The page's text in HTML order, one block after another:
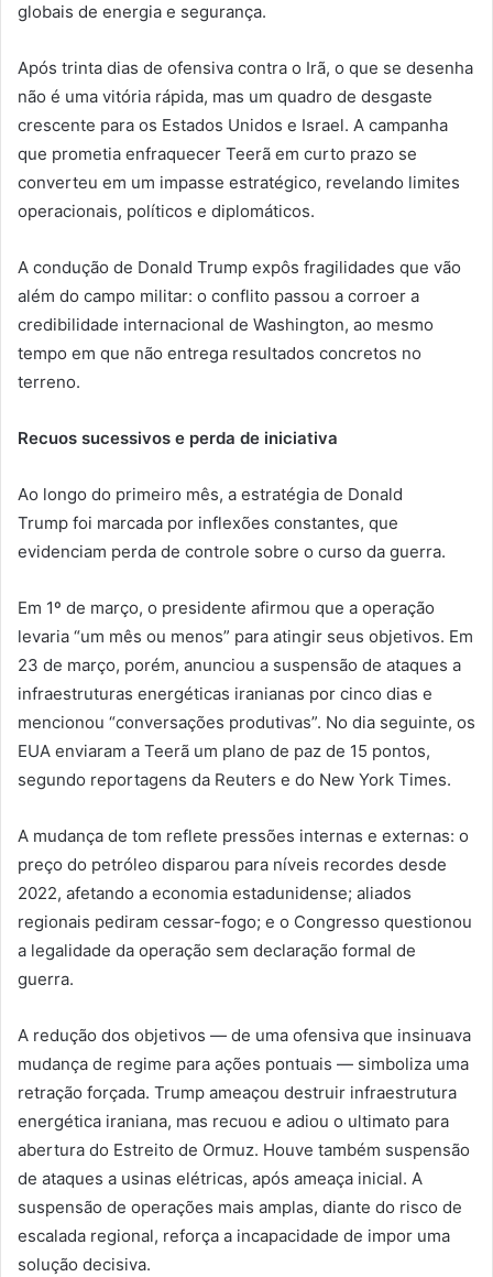
globais de energia e segurança.
Após trinta dias de ofensiva contra o Irã, o que se desenha
não é uma vitória rápida, mas um quadro de desgaste
crescente para os Estados Unidos e Israel. A campanha
que prometia enfraquecer Teerã em curto prazo se
converteu em um impasse estratégico, revelando limites
operacionais, políticos e diplomáticos.
A condução de Donald Trump expôs fragilidades que vão
além do campo militar: o conflito passou a corroer a
credibilidade internacional de Washington, ao mesmo
tempo em que não entrega resultados concretos no
terreno.
Recuos sucessivos e perda de iniciativa
Ao longo do primeiro mês, a estratégia de Donald
Trump foi marcada por inflexões constantes, que
evidenciam perda de controle sobre o curso da guerra.
Em 1º de março, o presidente afirmou que a operação
levaria “um mês ou menos” para atingir seus objetivos. Em
23 de março, porém, anunciou a suspensão de ataques a
infraestruturas energéticas iranianas por cinco dias e
mencionou “conversações produtivas”. No dia seguinte, os
EUA enviaram a Teerã um plano de paz de 15 pontos,
segundo reportagens da Reuters e do New York Times.
A mudança de tom reflete pressões internas e externas: o
preço do petróleo disparou para níveis recordes desde
2022, afetando a economia estadunidense; aliados
regionais pediram cessar-fogo; e o Congresso questionou
a legalidade da operação sem declaração formal de
guerra.
A redução dos objetivos — de uma ofensiva que insinuava
mudança de regime para ações pontuais — simboliza uma
retração forçada. Trump ameaçou destruir infraestrutura
energética iraniana, mas recuou e adiou o ultimato para
abertura do Estreito de Ormuz. Houve também suspensão
de ataques a usinas elétricas, após ameaça inicial. A
suspensão de operações mais amplas, diante do risco de
escalada regional, reforça a incapacidade de impor uma
solução decisiva.